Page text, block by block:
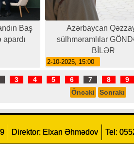
Baş
Azərbaycan
sülhməramlılar
BİLƏR
2-10-2025, 15:00
3 4 5 6 7 8
9
Öncəki
Sonrakı
Direktor: Elxan Əhmədov Tel: